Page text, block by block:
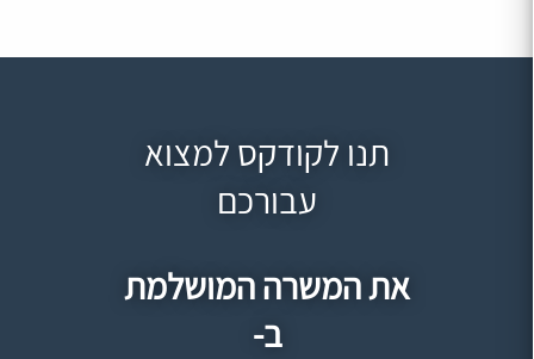
תנו לקודקס למצוא
עבורכם
את המשרה המושלמת
ב-